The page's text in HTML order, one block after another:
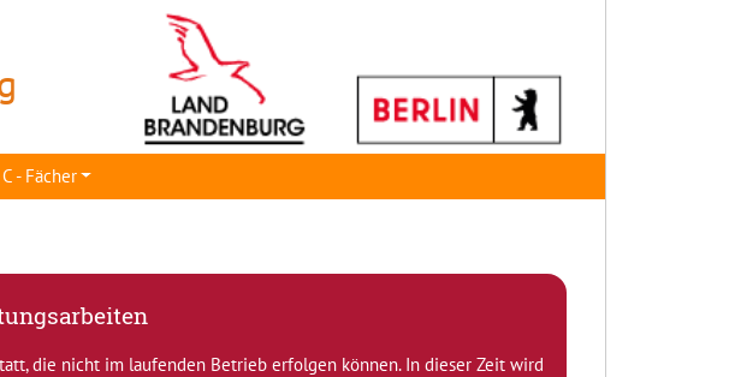
C - Fächer
die nicht im laufenden Betrieb erfolgen können. In dieser Zeit wird